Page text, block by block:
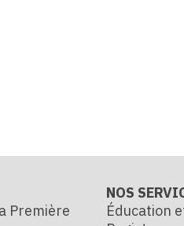
Première
NOS
Éducation